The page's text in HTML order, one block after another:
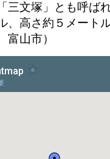
三文塚」とも呼ば
、高さ約５メート
富山市）